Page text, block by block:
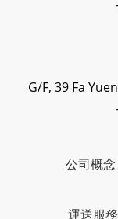
G/F, 39 Fa
公司概念
運送服